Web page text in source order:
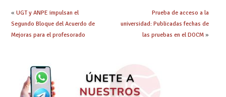
« UGT y ANPE impulsan el
Segundo Bloque del Acuerdo de
Mejoras para el profesorado
Prueba de acceso a la
universidad: Publicadas fechas de
las pruebas en el DOCM»